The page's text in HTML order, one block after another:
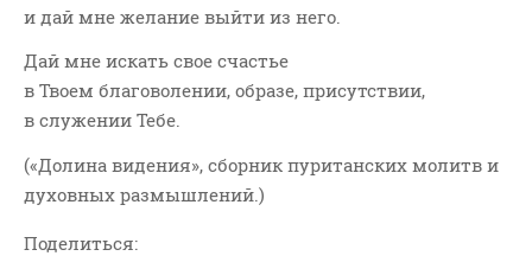
и дай мне желание выйти из него.
Дай мне искать свое счастье
в Твоем благоволении, образе, присутствии,
в служении Тебе.
(«Долина видения», сборник пуританских молитв и
духовных размышлений.)
Поделиться: